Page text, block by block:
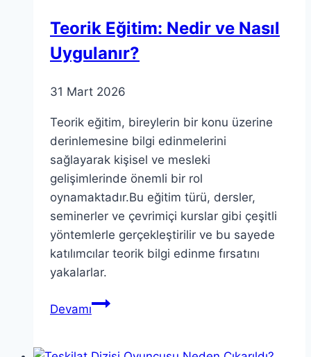
Teorik Eğitim: Nedir ve Nasıl
Uygulanır?
31 Mart 2026
Teorik eğitim, bireylerin bir konu üzerine
derinlemesine bilgi edinmelerini
sağlayarak kişisel ve mesleki
gelişimlerinde önemli bir rol
oynamaktadır.Bu eğitim türü, dersler,
seminerler ve çevrimiçi kurslar gibi çeşitli
yöntemlerle gerçekleştirilir ve bu sayede
katılımcılar teorik bilgi edinme fırsatını
yakalarlar.
DevamıTeorik